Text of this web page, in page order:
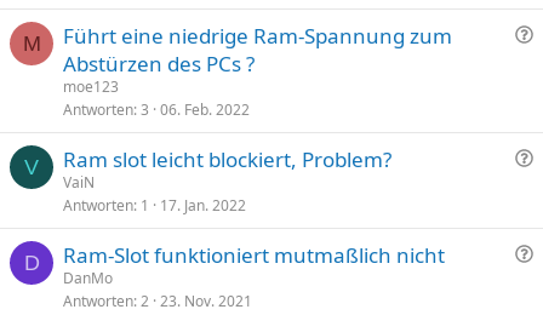
g
e
M
F
e
Führt eine niedrige Ram-Spannung zum
Abstürzen des PCs ?
moe123
Antworten 3 06. Feb. 2022
V
F
g
e
Ram slot leicht blockiert, Problem?
VaiN
Antworten 1 17. Jan. 2022
D
F
Ram-Slot funktioniert mutmaßlich nicht
DanMo
Antworten 2 23. Nov. 2021